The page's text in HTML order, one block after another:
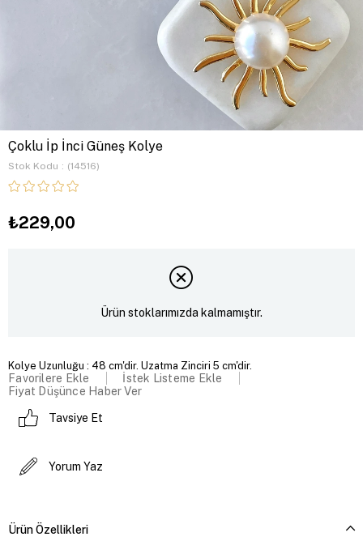
Çoklu İp İnci Güneş Kolye
Stok Kodu (14516)
₺229,00
Ürün stoklarımızda kalmamıştır.
Kolye Uzunluğu : 48 cm'dir. Uzatma Zinciri 5 cm'dir.
Favorilere Ekle
İstek Listeme Ekle
Fiyat Düşünce Haber Ver
Tavsiye Et
Yorum Yaz
Ürün Özellikleri